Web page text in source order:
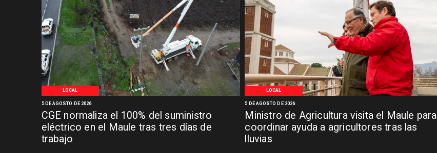
LOCAL
CGE normaliza el 100% del suministro
eléctrico en el Maule tras tres días de
trabajo
5 DE AGOSTO DE 2026
LOCAL
Ministro de Agricultura visita el Maule para
coordinar ayuda a agricultores tras las
lluvias
5 DE AGOSTO DE 2026